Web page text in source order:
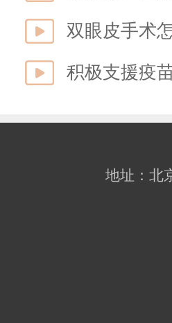
双眼皮手术
积极支援疫
地址：北